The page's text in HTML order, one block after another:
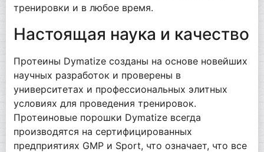
тренировки и в любое время.
Настоящая наука и качество
Протеины Dymatize созданы на основе новейших
научных разработок и проверены в
университетах и профессиональных элитных
условиях для проведения тренировок.
Протеиновые порошки Dymatize всегда
производятся на сертифицированных
предприятиях GMP и Sport, что означает, что все